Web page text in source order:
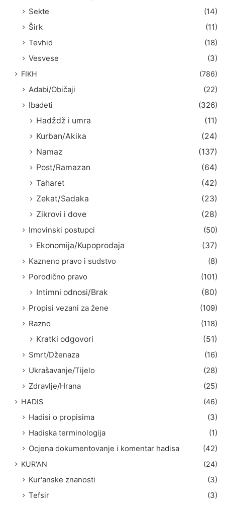
Sekte
(14)
Širk
(11)
Tevhid
(18)
Vesvese
(3)
FIKH (786)
Adabi/Običaji
(22)
Ibadeti
(326)
Hadždž i umra
(11)
Kurban/Akika
(24)
Namaz
(137)
Post/Ramazan
(64)
Taharet
(42)
Zekat/Sadaka
(23)
Zikrovi i dove
(28)
Imovinski postupci
(50)
Ekonomija/Kupoprodaja
(37)
Kazneno pravo i sudstvo
(8)
Porodično pravo
(101)
Intimni odnosi/Brak
(80)
Propisi vezani za žene
(109)
Razno
(118)
Kratki odgovori
(51)
Smrt/Dženaza
(16)
Ukrašavanje/Tijelo
(28)
Zdravlje/Hrana
(25)
HADIS (46)
Hadisi o propisima
(3)
Hadiska terminologija
(1)
Ocjena dokumentovanje i komentar hadisa
(42)
KUR'AN (24)
Kur'anske znanosti
(3)
Tefsir
(3)